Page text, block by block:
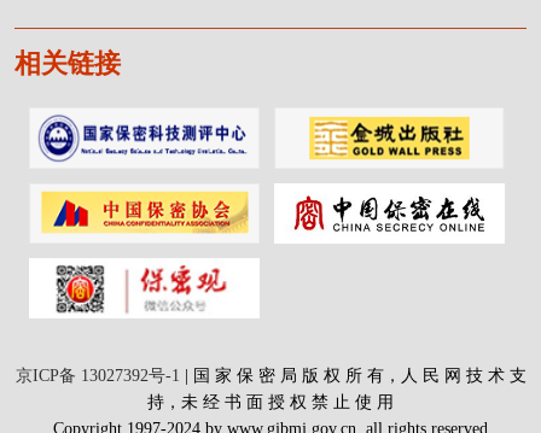
相关链接
京ICP备 13027392号-1 | 国 家 保 密 局 版 权 所 有，人 民 网 技 术 支
持，未 经 书 面 授 权 禁 止 使 用
Copyright 1997-2024 by www.gjbmj.gov.cn. all rights reserved